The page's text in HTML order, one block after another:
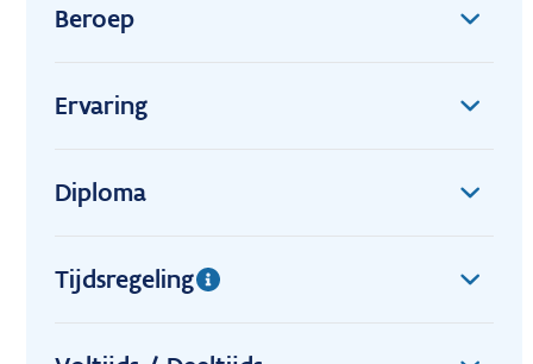
Beroep
Ervaring
Diploma
Tijdsregeling